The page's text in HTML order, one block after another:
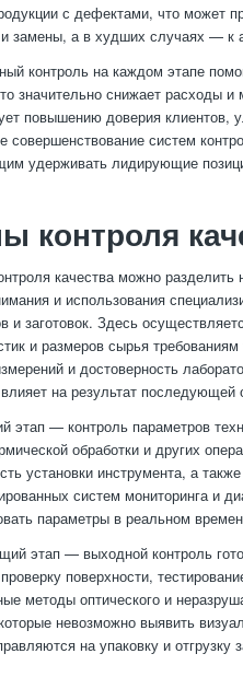
с дефектами, что может
замены, а в худших случаях — к
контроль на каждом этапе
значительно снижает расходы и
повышению доверия
совершенствование систем
удерживать лидирующие
контроля
качества можно
и использования
и заготовок. Здесь
и размеров сырья
и достоверность
на результат последующей
— контроль параметров
обработки и других
установки инструмента, а
систем мониторинга и
параметры в реальном
этап — выходной контроль
поверхности,
методы оптического и
невозможно выявить
на упаковку и отгрузку